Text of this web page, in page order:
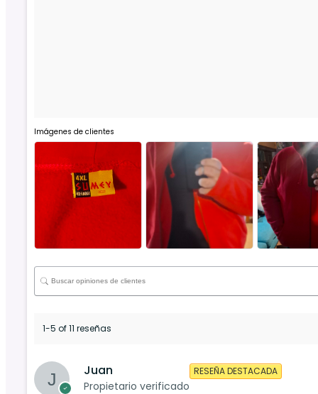
Imágenes de clientes
1-5 of 11 reseñas
Juan
Propietario verificado
RESEÑA DESTACADA